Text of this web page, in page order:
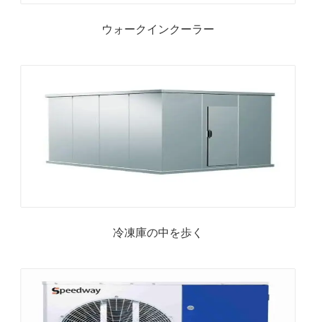
ウォークインクーラー
冷凍庫の中を歩く